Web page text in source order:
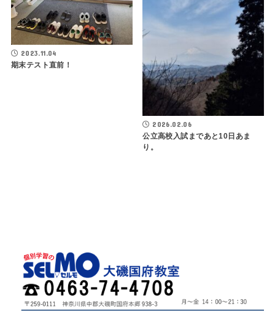
2023.11.04
期末テスト直前！
2026.02.06
公立高校入試まであと10日あま
り。